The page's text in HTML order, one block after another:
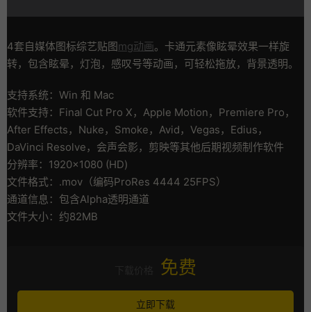
4套自媒体图标综艺贴图mg动画。卡通元素像眩晕效果一样旋
转，包含眩晕，灯泡，感叹号等动画，可轻松拖放，背景透明。
支持系统：Win 和 Mac
软件支持：Final Cut Pro X，Apple Motion，Premiere Pro，
After Effects，Nuke，Smoke，Avid，Vegas，Edius，
DaVinci Resolve，会声会影，剪映等其他后期视频制作软件
分辨率：1920×1080 (HD)
文件格式：.mov（编码ProRes 4444 25FPS）
通道信息：包含Alpha透明通道
文件大小：约82MB
免费
立即下载